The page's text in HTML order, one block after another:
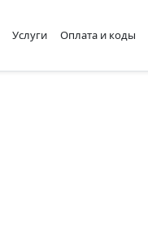
Услуги Оплата и коды